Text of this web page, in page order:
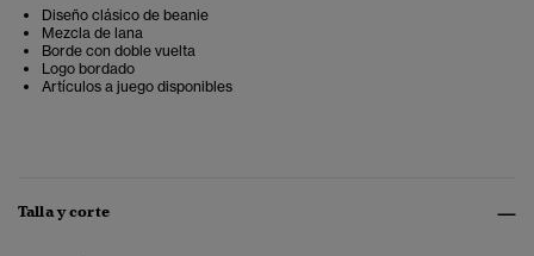
Diseño clásico de beanie
Mezcla de lana
Borde con doble vuelta
Logo bordado
Artículos a juego disponibles
Talla y corte